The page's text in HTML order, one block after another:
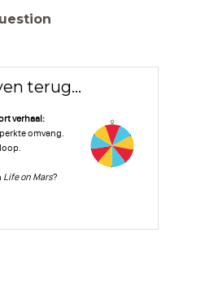
terug...
verhaal:
omvang.
Life on Mars?